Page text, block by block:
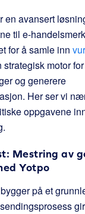
en avansert
til e-
for å samle inn
motor
og generere
Her ser vi
oppgavene
Mestring av
Yotpo
på et